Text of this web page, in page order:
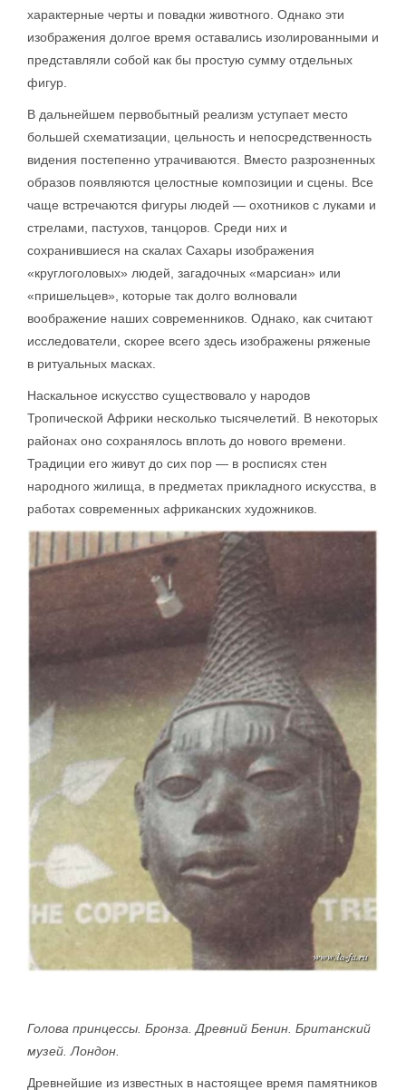
характерные черты и повадки животного. Однако эти
изображения долгое время оставались изолированными и
представляли собой как бы простую сумму отдельных
фигур.
В дальнейшем первобытный реализм уступает место
большей схематизации, цельность и непосредственность
видения постепенно утрачиваются. Вместо разрозненных
образов появляются целостные композиции и сцены. Все
чаще встречаются фигуры людей — охотников с луками и
стрелами, пастухов, танцоров. Среди них и
сохранившиеся на скалах Сахары изображения
«круглоголовых» людей, загадочных «марсиан» или
«пришельцев», которые так долго волновали
воображение наших современников. Однако, как считают
исследователи, скорее всего здесь изображены ряженые
в ритуальных масках.
Наскальное искусство существовало у народов
Тропической Африки несколько тысячелетий. В некоторых
районах оно сохранялось вплоть до нового времени.
Традиции его живут до сих пор — в росписях стен
народного жилища, в предметах прикладного искусства, в
работах современных африканских художников.
Голова принцессы. Бронза. Древний Бенин. Британский
музей. Лондон.
Древнейшие из известных в настоящее время памятников